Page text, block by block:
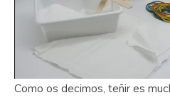
Como os decimos, teñir es